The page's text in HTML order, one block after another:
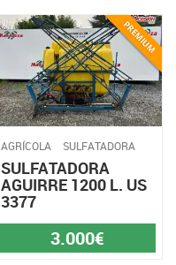
AGRÍCOLA SULFATADORA
SULFATADORA
AGUIRRE 1200 L. US
3377
3.000€